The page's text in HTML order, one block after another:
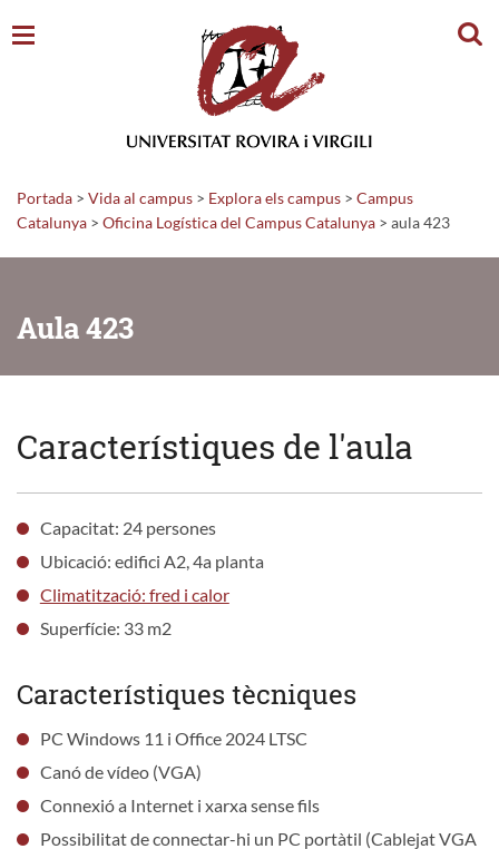
Portada > Vida al campus > Explora els campus > Campus
Catalunya > Oficina Logística del Campus Catalunya > aula 423
Aula 423
Característiques de l'aula
Capacitat: 24 persones
Ubicació: edifici A2, 4a planta
Climatització: fred i calor
Superfície: 33 m2
Característiques tècniques
PC Windows 11 i Office 2024 LTSC
Canó de vídeo (VGA)
Connexió a Internet i xarxa sense fils
Possibilitat de connectar-hi un PC portàtil (Cablejat VGA